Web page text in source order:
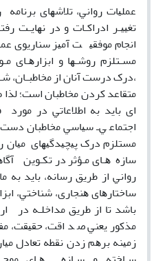
ﻋﻤﻠﻴﺎت رواﻧﻲ، ﺗﻼﺷﻬﺎی
ﺗﻐﻴﻴـﺮ ادراﻛـﺎت و در ﻧﻬﺎﻳـﺖ
اﻧﺠﺎم ﻣﻮﻓﻘﻴ ﺖ آﻣﻴﺰ ﺳﻨﺎرﻳﻮی
ﻣﺴـﺘﻠﺰم روﺷـﻬﺎ و اﺑﺰارﻫـﺎی
،درک درﺳﺖ آﻧﺎن از ﻣﺨﺎﻃﺒـﺎن،
ﻣﺘﻘﺎﻋﺪ ﻛﺮدن ﻣﺨﺎﻃﺒﺎن اﺳﺖ؛ ﻟﺬا
ای ﺑﺎﻳﺪ ﺑﻪ اﻃﻼﻋﺎﺗﻲ در ﻣﻮرد
اﺟﺘﻤﺎﻋ ﻲـ ﺳﻴﺎﺳﻲ ﻣﺨﺎﻃﺒﺎن دﺳﺖ
ﻣﺴﺘﻠﺰم درک ﭘﻴﭽﻴﺪﮔﻴﻬﺎی ﻣﻴﺎن
ﺳﺎزه ﻫـﺎی ﻣـﺆﺛﺮ در ﺗﻜـﻮﻳﻦ
رواﻧﻲ از ﻃﺮﻳﻖ رﺳﺎﻧﻪ، ﺑﺎﻳﺪ ﺑﻪ
ﺳﺎﺧﺘﺎرﻫﺎی ﻫﻨﺠﺎری، ﺷﻨﺎﺧﺘﻲ،
ﺑﺎﺷﺪ ﺗﺎ از ﻃﺮﻳﻖ ﻣﺪاﺧﻠـﻪ در
ﻣﺬﻛﻮر ﻳﻌﻨﻲ ﺻ ﺪ اﻗﺖ، ﺣﻘﻴﻘﺖ،
زﻣﻴﻨﻪ ﺑﺮﻫﻢ زدن ﻧﻘﻄﻪ ﺗﻌﺎدل